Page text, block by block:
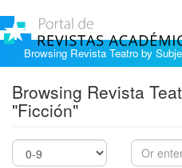
Browsing Revista Teatro by
Browsing Revista
"Ficción"